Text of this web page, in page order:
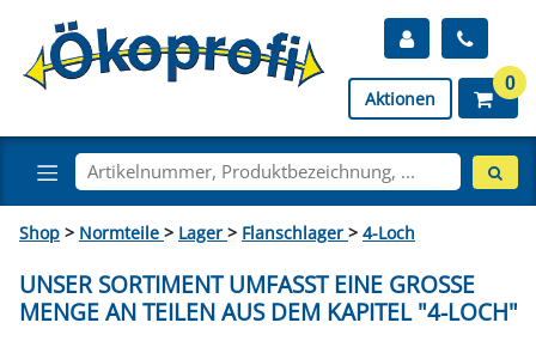
Aktionen
0
Shop > Normteile > Lager > Flanschlager > 4-Loch
UNSER SORTIMENT UMFASST EINE GROSSE M
ENGE AN TEILEN AUS DEM KAPITEL "4-LOCH"